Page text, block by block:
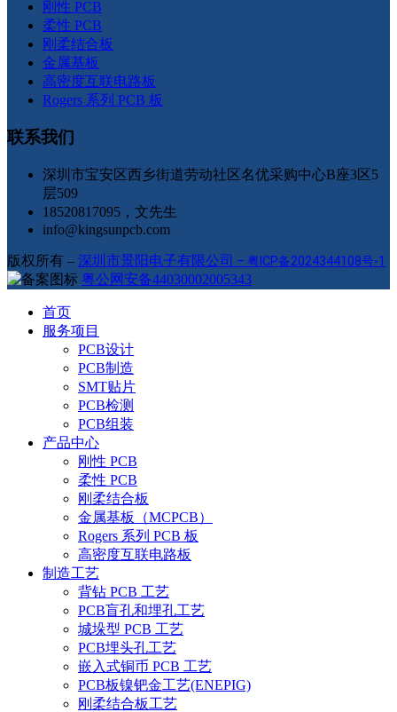
刚性 PCB
柔性 PCB
刚柔结合板
金属基板
高密度互联电路板
Rogers 系列 PCB 板
联系我们
深圳市宝安区西乡街道劳动社区名优采购中心B座3区5
层509
18520817095，文先生
info@kingsunpcb.com
版权所有 – 深圳市景阳电子有限公司 – 粤ICP备2024344108号-1
粤公网安备44030002005343
首页
服务项目
PCB设计
PCB制造
SMT贴片
PCB检测
PCB组装
产品中心
刚性 PCB
柔性 PCB
刚柔结合板
金属基板（MCPCB）
Rogers 系列 PCB 板
高密度互联电路板
制造工艺
背钻 PCB 工艺
PCB盲孔和埋孔工艺
城垛型 PCB 工艺
PCB埋头孔工艺
嵌入式铜币 PCB 工艺
PCB板镍钯金工艺(ENEPIG)
刚柔结合板工艺